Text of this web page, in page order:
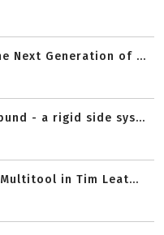
Next Generation of ...
- a rigid side sys...
in Tim Leat...